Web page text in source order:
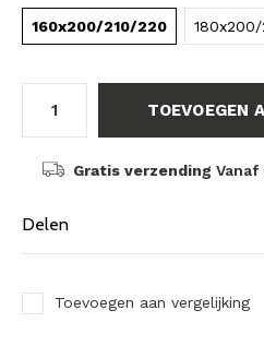
160x200/210/220
TOEVOEGEN
Gratis verzending Vanaf
Delen
Toevoegen aan vergelijking